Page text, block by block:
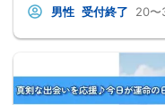
男性 受付終了 20〜